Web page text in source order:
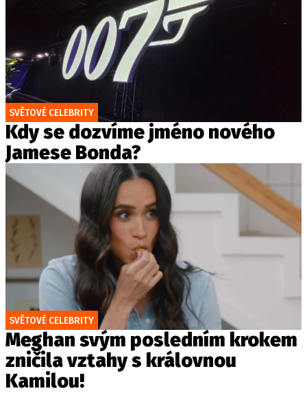
SVĚTOVÉ CELEBRITY
Kdy se dozvíme jméno nového
Jamese Bonda?
SVĚTOVÉ CELEBRITY
Meghan svým posledním krokem
zničila vztahy s královnou
Kamilou!